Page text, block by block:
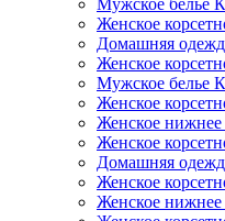
Мужское белье
Женское
Домашняя
Женское
Мужское белье
Женское
Женское нижнее
Женское
Домашняя
Женское
Женское нижнее